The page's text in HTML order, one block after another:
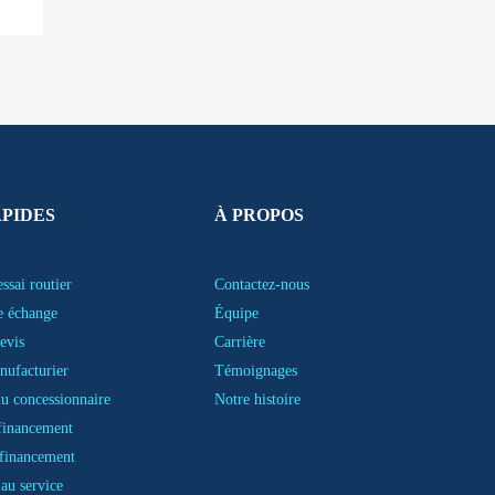
routier
échange
concessionnaire
service
À PROPOS
Contactez-nous
Équipe
Carrière
Témoignages
Notre histoire